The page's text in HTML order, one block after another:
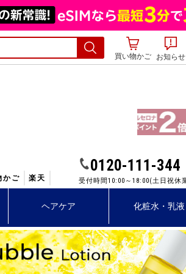
買い物かご お知らせ